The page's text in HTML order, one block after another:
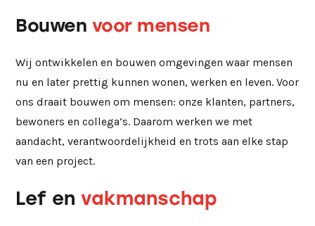
Bouwen voor mensen
Wij ontwikkelen en bouwen omgevingen waar mensen
nu en later prettig kunnen wonen, werken en leven. Voor
ons draait bouwen om mensen: onze klanten, partners,
bewoners en collega’s. Daarom werken we met
aandacht, verantwoordelijkheid en trots aan elke stap
van een project.
Lef envakmanschap